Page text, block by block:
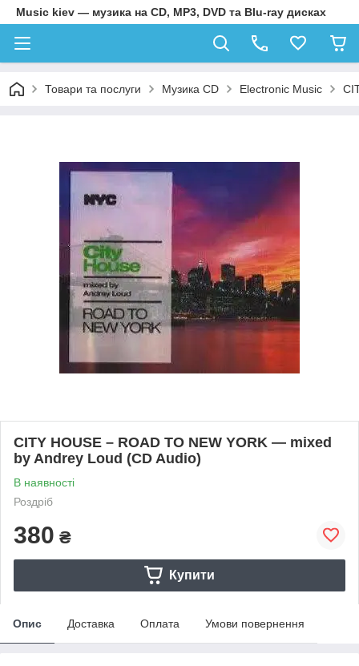
Music kiev — музика на CD, MP3, DVD та Blu-ray дисках
Товари та послуги Музика CD Electronic Music
CITY HOUSE – ROAD TO NEW YORK — mixed
by Andrey Loud (CD Audio)
В наявності
Роздріб
380 ₴
Купити
Опис Доставка Оплата Умови повернення